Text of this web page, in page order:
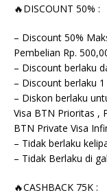
🔥DISCOUNT 50% :
– Discount 50%
Pembelian Rp.
– Discount berlaku
– Discount berlaku
– Diskon berlaku
Visa BTN Prioritas ,
BTN Private Visa
– Tidak berlaku
– Tidak Berlaku di
🔥CASHBACK 75K :